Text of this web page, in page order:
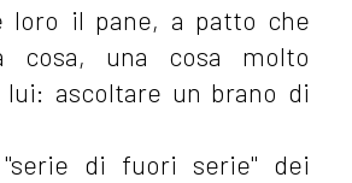
loro il pane, a patto che
cosa, una cosa molto
ascoltare un brano di
di fuori serie" dei